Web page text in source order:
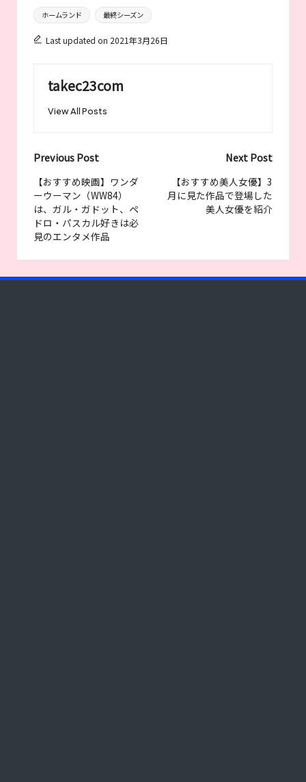
Tags:
ホームランド 最終シーズン
Last updated on 2021年3月26日
takec23com
View All Posts
Post
navigation
Previous Post
【おすすめ映画】ワンダ
ーウーマン（WW84）
は、ガル・ガドット、ペ
ドロ・パスカル好きは必
見のエンタメ作品
Next Post
【おすすめ美人女優】3
月に見た作品で登場した
美人女優を紹介